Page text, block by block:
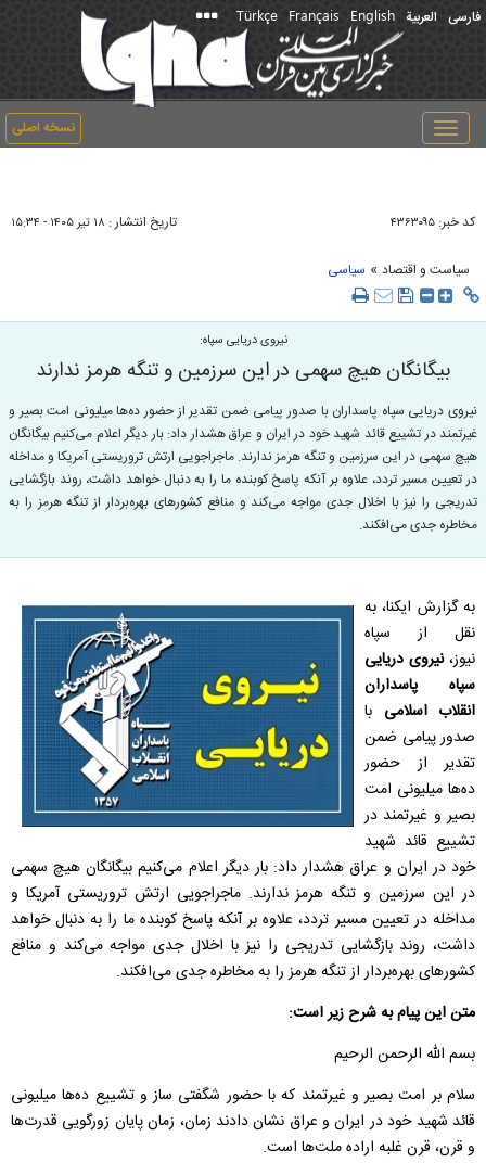
فارسی العربیة English
Français
Türkçe
نسخه اصلی
Toggle
navigation
کد خبر: ۴۳۶۳۰۹۵ تاریخ انتشار : ۱۸ تير ۱۴۰۵ - ۱۵:۳۴
سیاست و اقتصاد » سیاسی
نیروی دریایی سپاه:
بیگانگان هیچ سهمی در این سرزمین و تنگه هرمز ندارند
نیروی دریایی سپاه پاسداران با صدور پیامی ضمن تقدیر از حضور ده‌ها میلیونی امت بصیر و
غیرتمند در تشییع قائد شهید خود در ایران و عراق هشدار داد: بار دیگر اعلام می‌کنیم بیگانگان
هیچ سهمی در این سرزمین و تنگه هرمز ندارند. ماجراجویی ارتش تروریستی آمریکا و مداخله
در تعیین مسیر تردد، علاوه بر آنکه پاسخ کوبنده ما را به دنبال خواهد داشت، روند بازگشایی
تدریجی را نیز با اخلال جدی مواجه می‌کند و منافع کشورهای بهره‌بردار از تنگه هرمز را به
مخاطره جدی می‌افکند.
به گزارش ایکنا، به
نقل از سپاه
نیوز،نیروی دریایی
سپاه پاسداران
انقلاب اسلامی با
صدور پیامی ضمن
تقدیر از حضور
ده‌ها میلیونی امت
بصیر و غیرتمند در
تشییع قائد شهید
خود در ایران و عراق هشدار داد: بار دیگر اعلام می‌کنیم بیگانگان هیچ سهمی
در این سرزمین و تنگه هرمز ندارند. ماجراجویی ارتش تروریستی آمریکا و
مداخله در تعیین مسیر تردد، علاوه بر آنکه پاسخ کوبنده ما را به دنبال خواهد
داشت، روند بازگشایی تدریجی را نیز با اخلال جدی مواجه می‌کند و منافع
کشورهای بهره‌بردار از تنگه هرمز را به مخاطره جدی می‌افکند.
متن این پیام به شرح زیر است:
بسم الله الرحمن الرحیم
سلام بر امت بصیر و غیرتمند که با حضور شگفتی ساز و تشییع ده‌ها میلیونی
قائد شهید خود در ایران و عراق نشان دادند زمان، زمان پایان زورگویی قدرت‌ها
و قرن، قرن غلبه اراده ملت‌ها است.